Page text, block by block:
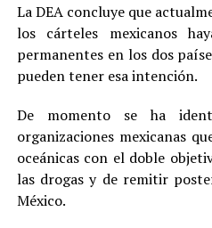
La DEA concluye que
los cárteles mexicanos
permanentes en los dos
pueden tener esa intención.
De momento se ha
organizaciones mexicanas
oceánicas con el doble
las drogas y de remitir
México.